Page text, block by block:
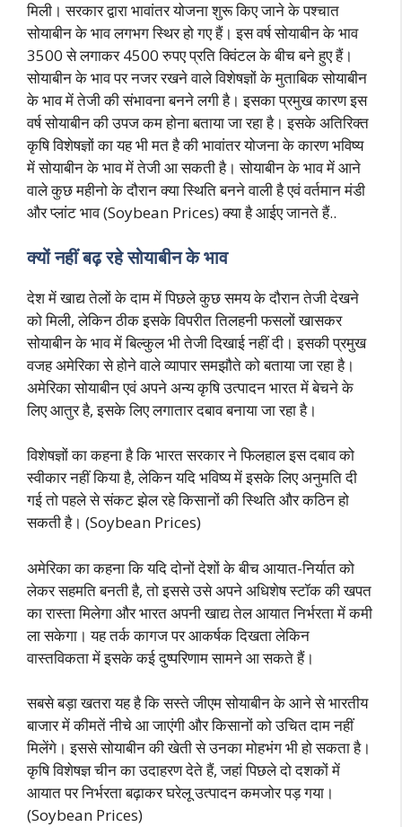
मिली। सरकार द्वारा भावांतर योजना शुरू किए जाने के पश्चात
सोयाबीन के भाव लगभग स्थिर हो गए हैं। इस वर्ष सोयाबीन के भाव
3500 से लगाकर 4500 रुपए प्रति क्विंटल के बीच बने हुए हैं।
सोयाबीन के भाव पर नजर रखने वाले विशेषज्ञों के मुताबिक सोयाबीन
के भाव में तेजी की संभावना बनने लगी है। इसका प्रमुख कारण इस
वर्ष सोयाबीन की उपज कम होना बताया जा रहा है। इसके अतिरिक्त
कृषि विशेषज्ञों का यह भी मत है की भावांतर योजना के कारण भविष्य
में सोयाबीन के भाव में तेजी आ सकती है। सोयाबीन के भाव में आने
वाले कुछ महीनो के दौरान क्या स्थिति बनने वाली है एवं वर्तमान मंडी
और प्लांट भाव (Soybean Prices) क्या है आईए जानते हैं..
क्यों नहीं बढ़ रहे सोयाबीन के भाव
देश में खाद्य तेलों के दाम में पिछले कुछ समय के दौरान तेजी देखने
को मिली, लेकिन ठीक इसके विपरीत तिलहनी फसलों खासकर
सोयाबीन के भाव में बिल्कुल भी तेजी दिखाई नहीं दी। इसकी प्रमुख
वजह अमेरिका से होने वाले व्यापार समझौते को बताया जा रहा है।
अमेरिका सोयाबीन एवं अपने अन्य कृषि उत्पादन भारत में बेचने के
लिए आतुर है, इसके लिए लगातार दबाव बनाया जा रहा है।
विशेषज्ञों का कहना है कि भारत सरकार ने फिलहाल इस दबाव को
स्वीकार नहीं किया है, लेकिन यदि भविष्य में इसके लिए अनुमति दी
गई तो पहले से संकट झेल रहे किसानों की स्थिति और कठिन हो
सकती है। (Soybean Prices)
अमेरिका का कहना कि यदि दोनों देशों के बीच आयात-निर्यात को
लेकर सहमति बनती है, तो इससे उसे अपने अधिशेष स्टॉक की खपत
का रास्ता मिलेगा और भारत अपनी खाद्य तेल आयात निर्भरता में कमी
ला सकेगा। यह तर्क कागज पर आकर्षक दिखता लेकिन
वास्तविकता में इसके कई दुष्परिणाम सामने आ सकते हैं।
सबसे बड़ा खतरा यह है कि सस्ते जीएम सोयाबीन के आने से भारतीय
बाजार में कीमतें नीचे आ जाएंगी और किसानों को उचित दाम नहीं
मिलेंगे। इससे सोयाबीन की खेती से उनका मोहभंग भी हो सकता है।
कृषि विशेषज्ञ चीन का उदाहरण देते हैं, जहां पिछले दो दशकों में
आयात पर निर्भरता बढ़ाकर घरेलू उत्पादन कमजोर पड़ गया।
(Soybean Prices)